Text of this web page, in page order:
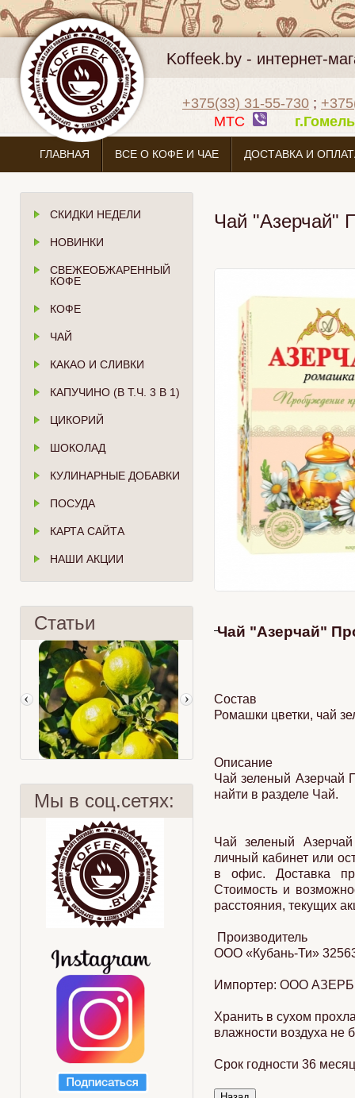
Koffeek.by - интернет-
+375(33) 31-55-730 ;
МТС
ГЛАВНАЯ ВСЕ О КОФЕ И ЧАЕ ДОСТАВКА И
СКИДКИ НЕДЕЛИ
НОВИНКИ
СВЕЖЕОБЖАРЕННЫЙ
КОФЕ
КОФЕ
ЧАЙ
КАКАО И СЛИВКИ
КАПУЧИНО (В Т.Ч. 3 В 1)
ЦИКОРИЙ
ШОКОЛАД
КУЛИНАРНЫЕ ДОБАВКИ
ПОСУДА
КАРТА САЙТА
НАШИ АКЦИИ
Статьи
Бергамот Kopi Luwak
Мы в соц.сетях:
Чай "Азерчай"
Чай "Азерчай"
Состав
Ромашки цветки, чай
Описание
Чай зеленый Азерчай
найти в разделе Чай.
Чай зеленый
личный кабинет или
в офис. Доставка
Стоимость и
расстояния, текущих
Производитель
ООО «Кубань-Ти»
Импортер: ООО
Хранить в сухом
влажности воздуха не
Срок годности 36